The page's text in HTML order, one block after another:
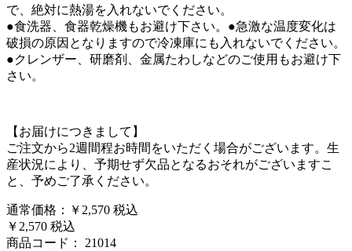
で、絶対に熱湯を入れないでください。
●食洗器、食器乾燥機もお避け下さい。●急激な温度変化は
破損の原因となりますので冷凍庫にも入れないでください。
●クレンザー、研磨剤、金属たわしなどのご使用もお避け下
さい。
【お届けにつきまして】
ご注文から2週間程お時間をいただく場合がございます。生
産状況により、予期せず欠品となるおそれがございますこ
と、予めご了承ください。
通常価格：￥2,570 税込
￥2,570 税込
商品コード： 21014